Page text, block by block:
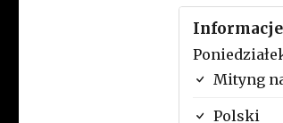
Mityng
Polski